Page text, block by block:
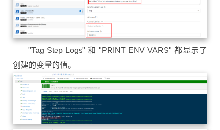
"Tag Step Logs" 和 "PRINT ENV VARS" 都显示了
创建的变量的值。